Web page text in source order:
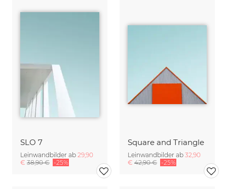
SLO 7
Leinwandbilder ab 29,90
€ 38,90 € -25%
Square and Triangle
Leinwandbilder ab 32,90
€ 42,90 € -25%